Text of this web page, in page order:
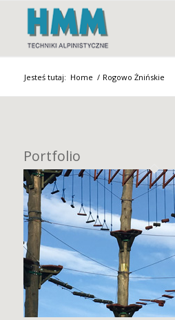
Jesteś tutaj: Home / Rogowo Żnińskie
Portfolio